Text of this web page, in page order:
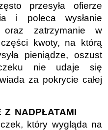
przesyła ofierze
i poleca wysłanie
oraz zatrzymanie w
kwoty, na którą
pieniądze, oszust
nie udaje się
za pokrycie całej
Z NADPŁATAMI
który wygląda na